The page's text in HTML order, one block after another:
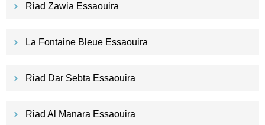
Riad Zawia Essaouira
La Fontaine Bleue Essaouira
Riad Dar Sebta Essaouira
Riad Al Manara Essaouira